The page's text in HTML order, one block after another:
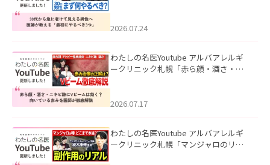
た。
2026.07.24
わたしの名医Youtube アルバアレルギ
ークリニック札幌「赤ら顔・酒さ・ニ
した。
2026.07.17
わたしの名医Youtube アルバアレルギ
ークリニック札幌「マンジャロのリア